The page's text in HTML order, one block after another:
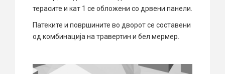
терасите и кат 1 се обложени со дрвени панели.
Патеките и површините во дворот се составени
од комбинација на травертин и бел мермер.